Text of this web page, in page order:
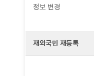
정보 변경
재외국민 재등록